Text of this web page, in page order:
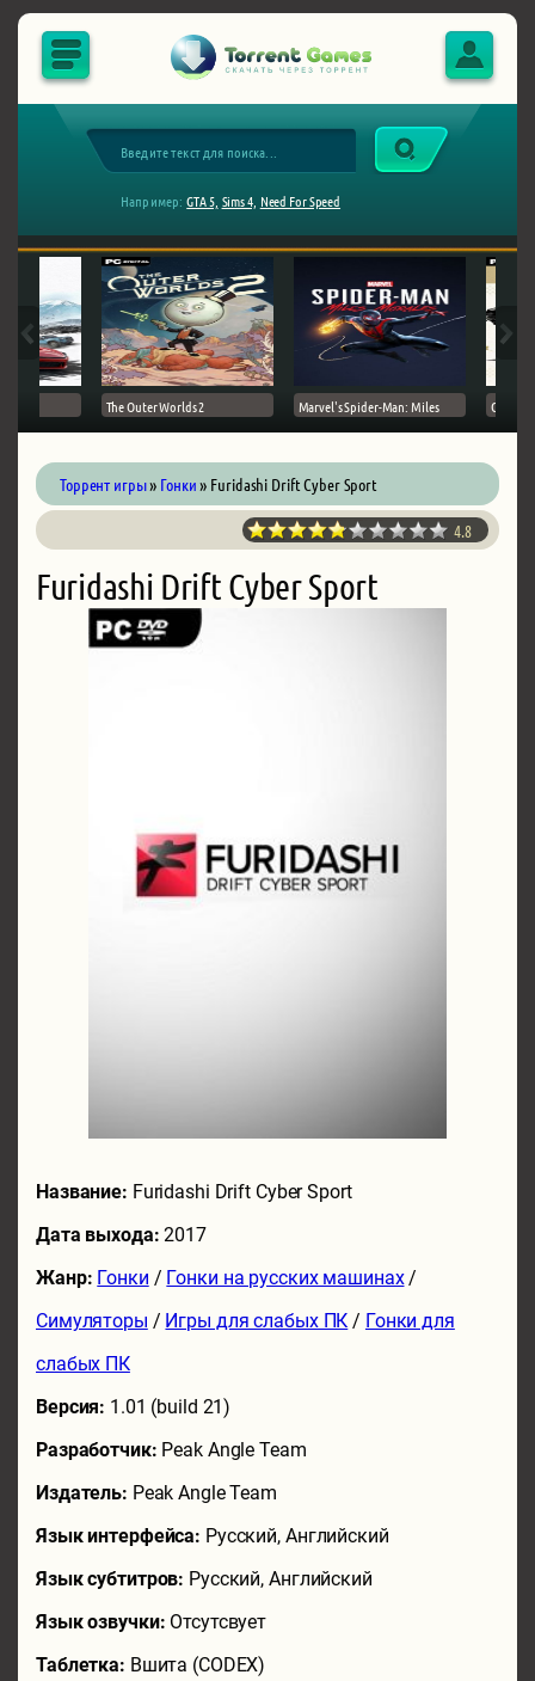
Например: GTA 5, Sims 4, Need For Speed
The Outer Worlds 2 Marvel's Spider-Man: Miles Ghost
Торрент игры» Гонки» Furidashi Drift Cyber Sport
4.8
Furidashi Drift Cyber Sport
Название: Furidashi Drift Cyber Sport
Дата выхода:2017
Жанр: Гонки / Гонки на русских машинах/
Симуляторы / Игры для слабых ПК / Гонки для
слабых ПК
Версия: 1.01 (build 21)
Разработчик: Peak Angle Team
Издатель: Peak Angle Team
Язык интерфейса: Русский, Английский
Язык субтитров: Русский, Английский
Язык озвучки: Отсутсвует
Таблетка: Вшита (CODEX)